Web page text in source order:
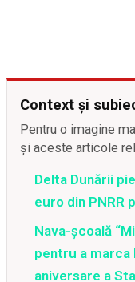
Context și
Pentru o imagine
și aceste articole
Delta Dunării
euro din PNRR
Nava-școală
pentru a marca
aniversare a